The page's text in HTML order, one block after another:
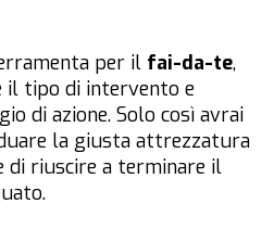
per il fai-da-te,
il tipo di intervento e
di azione. Solo così avrai
la giusta attrezzatura
di riuscire a terminare il